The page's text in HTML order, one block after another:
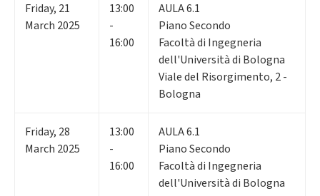
Friday, 21
March 2025
13:00
-
16:00
AULA 6.1
Piano Secondo
Facoltà di Ingegneria
dell'Università di Bologna
Viale del Risorgimento, 2 -
Bologna
Friday, 28
March 2025
13:00
-
16:00
AULA 6.1
Piano Secondo
Facoltà di Ingegneria
dell'Università di Bologna